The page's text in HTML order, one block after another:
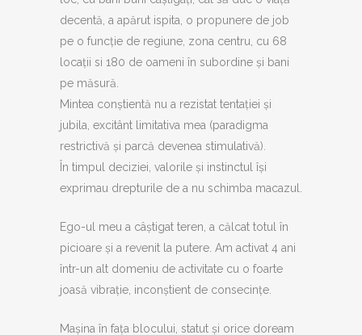
decentă, a apărut ispita, o propunere de job
pe o funcție de regiune, zona centru, cu 68
locații si 180 de oameni în subordine și bani
pe măsură.
Mintea conștientă nu a rezistat tentației și
jubila, excitânt limitativa mea (paradigma
restrictivă și parcă devenea stimulativă).
În timpul deciziei, valorile și instinctul își
exprimau drepturile de a nu schimba macazul.
Ego-ul meu a câștigat teren, a călcat totul în
picioare și a revenit la putere. Am activat 4 ani
într-un alt domeniu de activitate cu o foarte
joasă vibrație, inconștient de consecințe.
Mașina în fața blocului, statut și orice doream